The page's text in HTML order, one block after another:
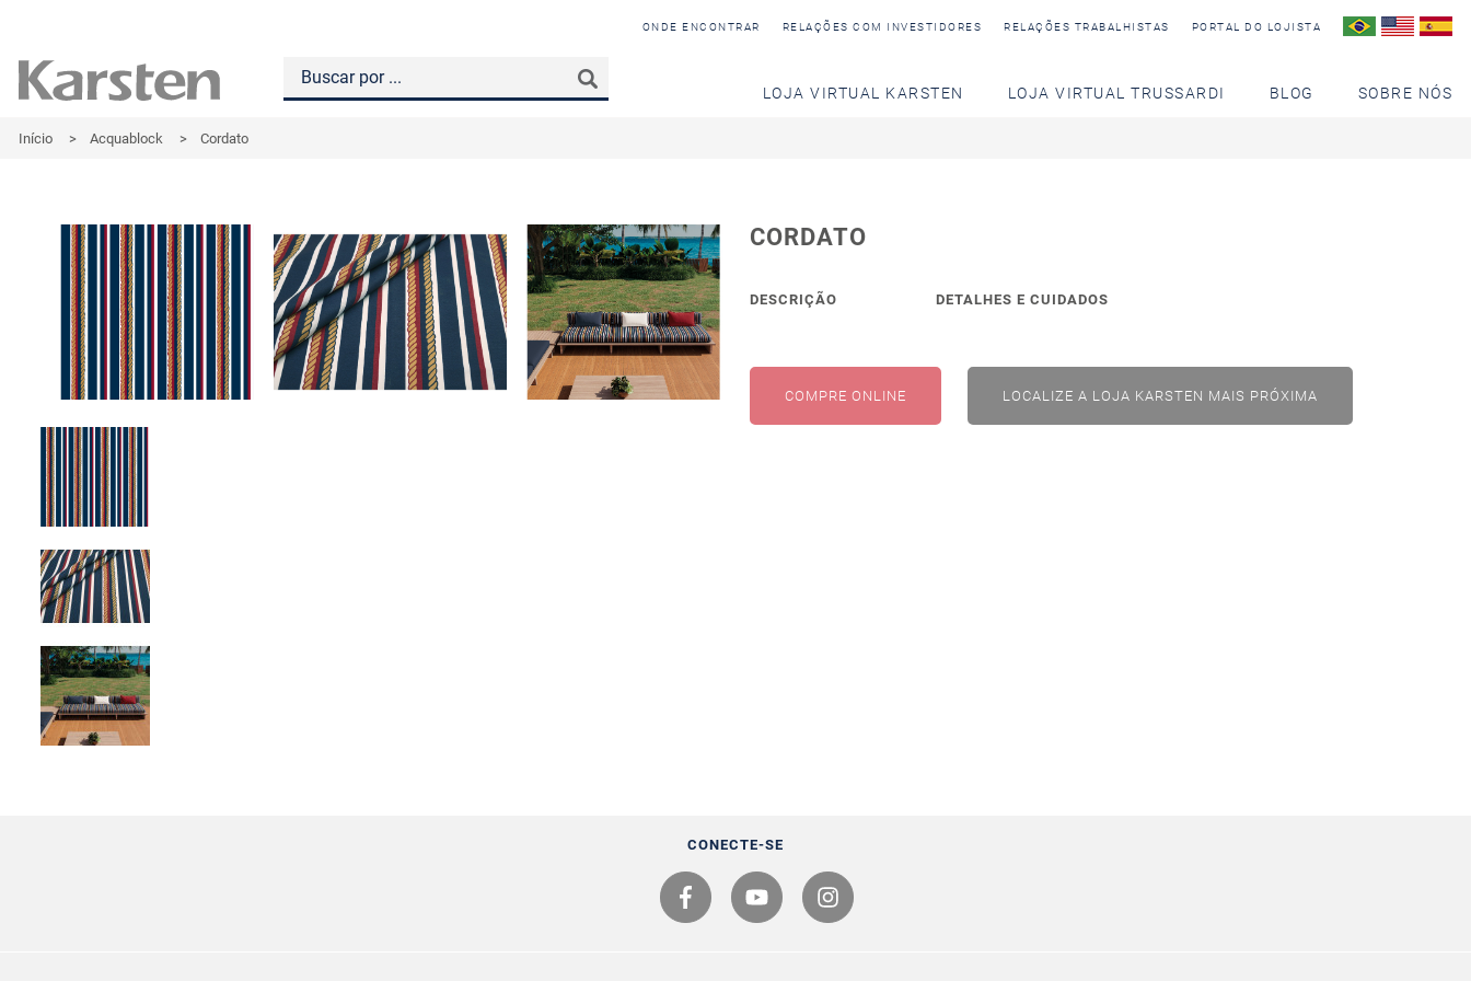
ONDE ENCONTRAR RELAÇÕES COM INVESTIDORES RELAÇÕES TRABALHISTAS PORTAL DO LOJISTA
LOJA VIRTUAL KARSTEN LOJA VIRTUAL TRUSSARDI BLOG SOBRE NÓS
Início > Acquablock > Cordato
CORDATO
DESCRIÇÃO DETALHES E CUIDADOS
COMPRE ONLINE LOCALIZE A LOJA KARSTEN MAIS PRÓXIMA
CONECTE-SE